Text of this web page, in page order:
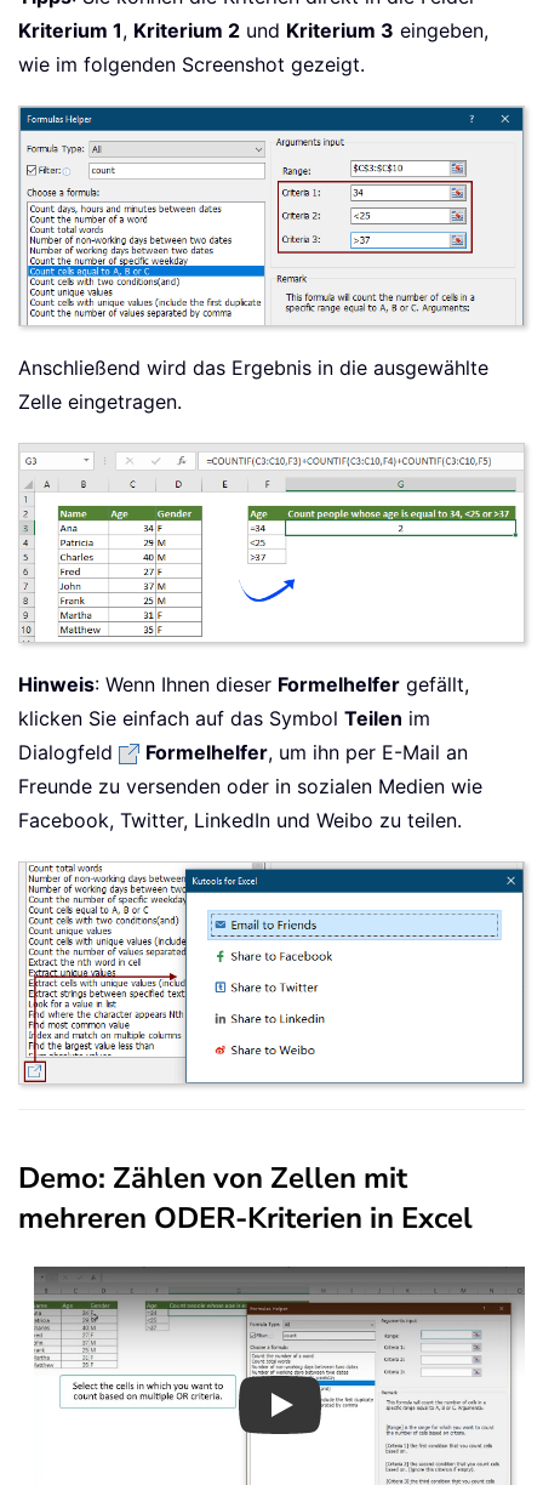
Kriterium 1, Kriterium 2 und Kriterium 3 eingeben,
wie im folgenden Screenshot gezeigt.
Anschließend wird das Ergebnis in die ausgewählte
Zelle eingetragen.
Hinweis: Wenn Ihnen dieser Formelhelfer gefällt,
klicken Sie einfach auf das Symbol Teilen im
Dialogfeld
Formelhelfer, um ihn per E-Mail an
Freunde zu versenden oder in sozialen Medien wie
Facebook, Twitter, LinkedIn und Weibo zu teilen.
Demo: Zählen von Zellen mit
mehreren ODER-Kriterien in Excel
Play